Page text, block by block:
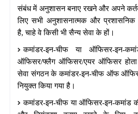
संबंध में अनुशासन बनाए रखने और अपने
लिए सभी अनुशासनात्मक और प्रशासनिक
है,चाहे वे किसी भी सैन्य सेवा के हों।
कमांडर-इन-चीफ या ऑफिसर-इन-
ऑफिसर/फ्लैग ऑफिसर/एयर ऑफिसर
सेवा संगठन के कमांडर-इन-चीफ ऑफ
नियुक्त किया गया है।
कमांडर-इन-चीफ या ऑफिसर-इन-कमांड